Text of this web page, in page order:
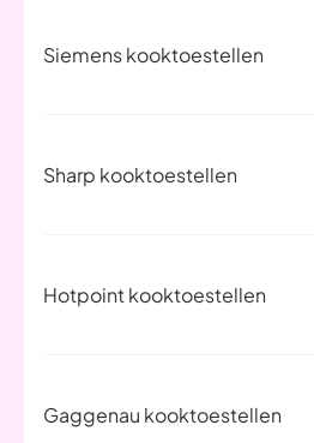
Siemens kooktoestellen
Sharp kooktoestellen
Hotpoint kooktoestellen
Gaggenau kooktoestellen